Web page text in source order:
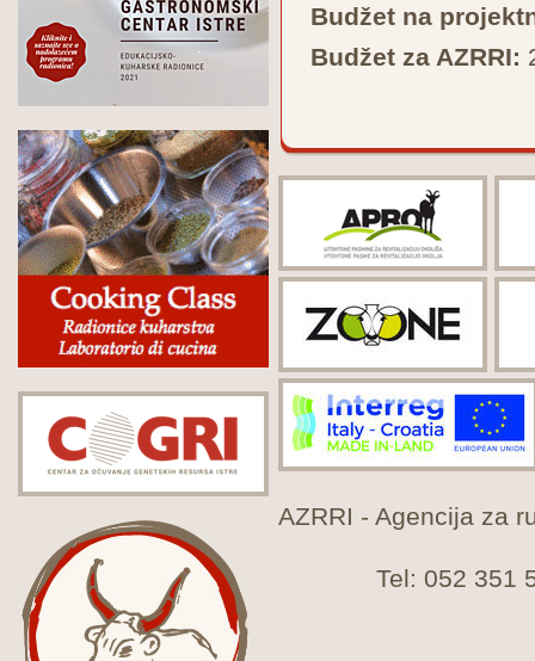
Budžet na
Budžet za AZRRI:
AZRRI - Agencija za
Tel: 052 351